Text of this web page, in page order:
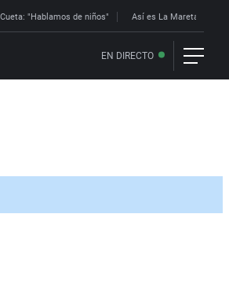
"Hablamos de niños" Así es La Mareta: la
EN DIRECTO